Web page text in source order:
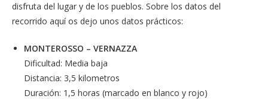
disfruta del lugar y de los pueblos. Sobre los datos del
recorrido aquí os dejo unos datos prácticos:
MONTEROSSO – VERNAZZA
Dificultad: Media baja
Distancia: 3,5 kilometros
Duración: 1,5 horas (marcado en blanco y rojo)